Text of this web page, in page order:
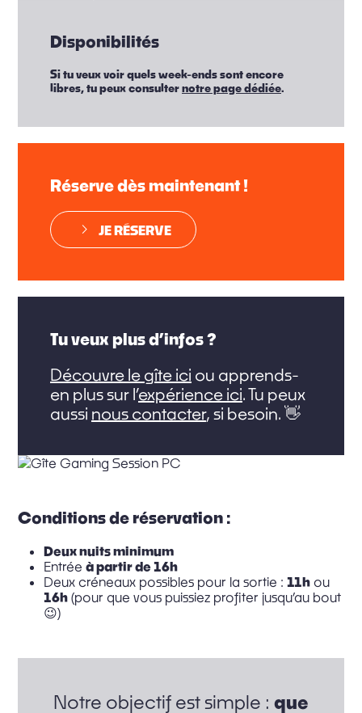
Disponibilités
Si tu veux voir quels week-ends sont encore
libres, tu peux consulternotre page dédiée.
Réserve dès maintenant !
JE RÉSERVE
Tu veux plus d’infos ?
Découvre le gîte ici ou apprends-
en plus sur l’expérience ici. Tu peux
aussi nous contacter, si besoin. 👋
Conditions de réservation :
Deux nuits minimum
Entrée à partir de 16h
Deux créneaux possibles pour la sortie : 11h ou
16h (pour que vous puissiez profiter jusqu’au bout
😉)
Notre objectif est simple : que